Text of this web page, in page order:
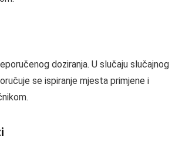
doziranja. U slučaju slučajnog
se ispiranje mjesta primjene i